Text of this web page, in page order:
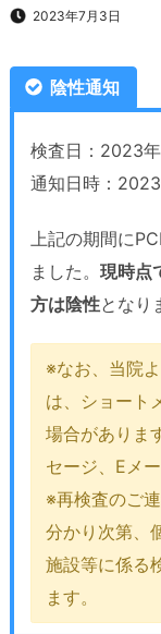
2023年7月3日
陰性通知
検査日：2023
通知日時：
上記の期間に
ました。 現時点
方は陰性となり
※なお、当院
は、ショート
場合がありま
セージ、Eメ
※再検査のご
分かり次第、
施設等に係る
ます。